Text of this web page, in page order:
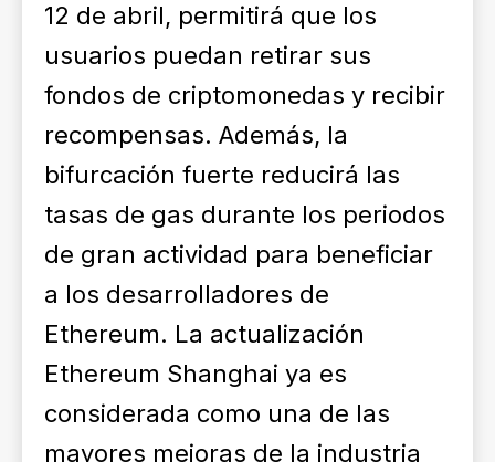
12 de abril, permitirá que los
usuarios puedan retirar sus
fondos de criptomonedas y recibir
recompensas. Además, la
bifurcación fuerte reducirá las
tasas de gas durante los periodos
de gran actividad para beneficiar
a los desarrolladores de
Ethereum. La actualización
Ethereum Shanghai ya es
considerada como una de las
mayores mejoras de la industria